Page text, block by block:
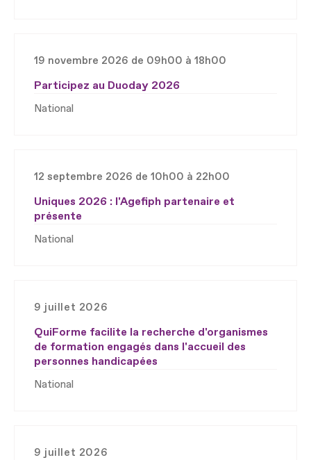
19 novembre 2026 de 09h00 à 18h00
Participez au Duoday 2026
National
12 septembre 2026 de 10h00 à 22h00
Uniques 2026 : l'Agefiph partenaire et
présente
National
9 juillet 2026
QuiForme facilite la recherche d'organismes
de formation engagés dans l'accueil des
personnes handicapées
National
9 juillet 2026